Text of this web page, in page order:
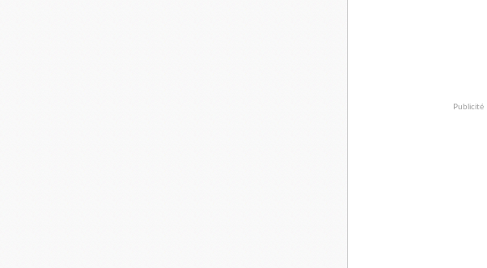
Publicité